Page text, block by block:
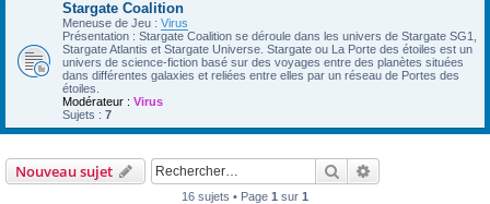
Stargate Coalition
Meneuse de Jeu : Virus
Présentation : Stargate Coalition se déroule dans les univers de Stargate SG1,
Stargate Atlantis et Stargate Universe. Stargate ou La Porte des étoiles est un
univers de science-fiction basé sur des voyages entre des planètes situées
dans différentes galaxies et reliées entre elles par un réseau de Portes des
étoiles.
Modérateur : Virus
Sujets : 7
Nouveau sujet Rechercher
16 sujets • Page 1 sur 1